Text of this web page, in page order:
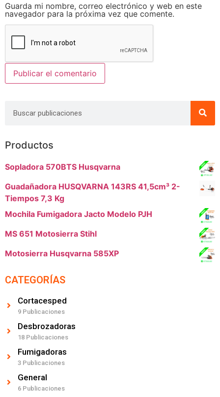
Guarda mi nombre, correo electrónico y web en este
navegador para la próxima vez que comente.
Productos
Sopladora 570BTS Husqvarna
Guadañadora HUSQVARNA 143RS 41,5cm³ 2-
Tiempos 7,3 Kg
Mochila Fumigadora Jacto Modelo PJH
MS 651 Motosierra Stihl
Motosierra Husqvarna 585XP
CATEGORÍAS
Cortacesped
9 Publicaciones
Desbrozadoras
18 Publicaciones
Fumigadoras
3 Publicaciones
General
6 Publicaciones